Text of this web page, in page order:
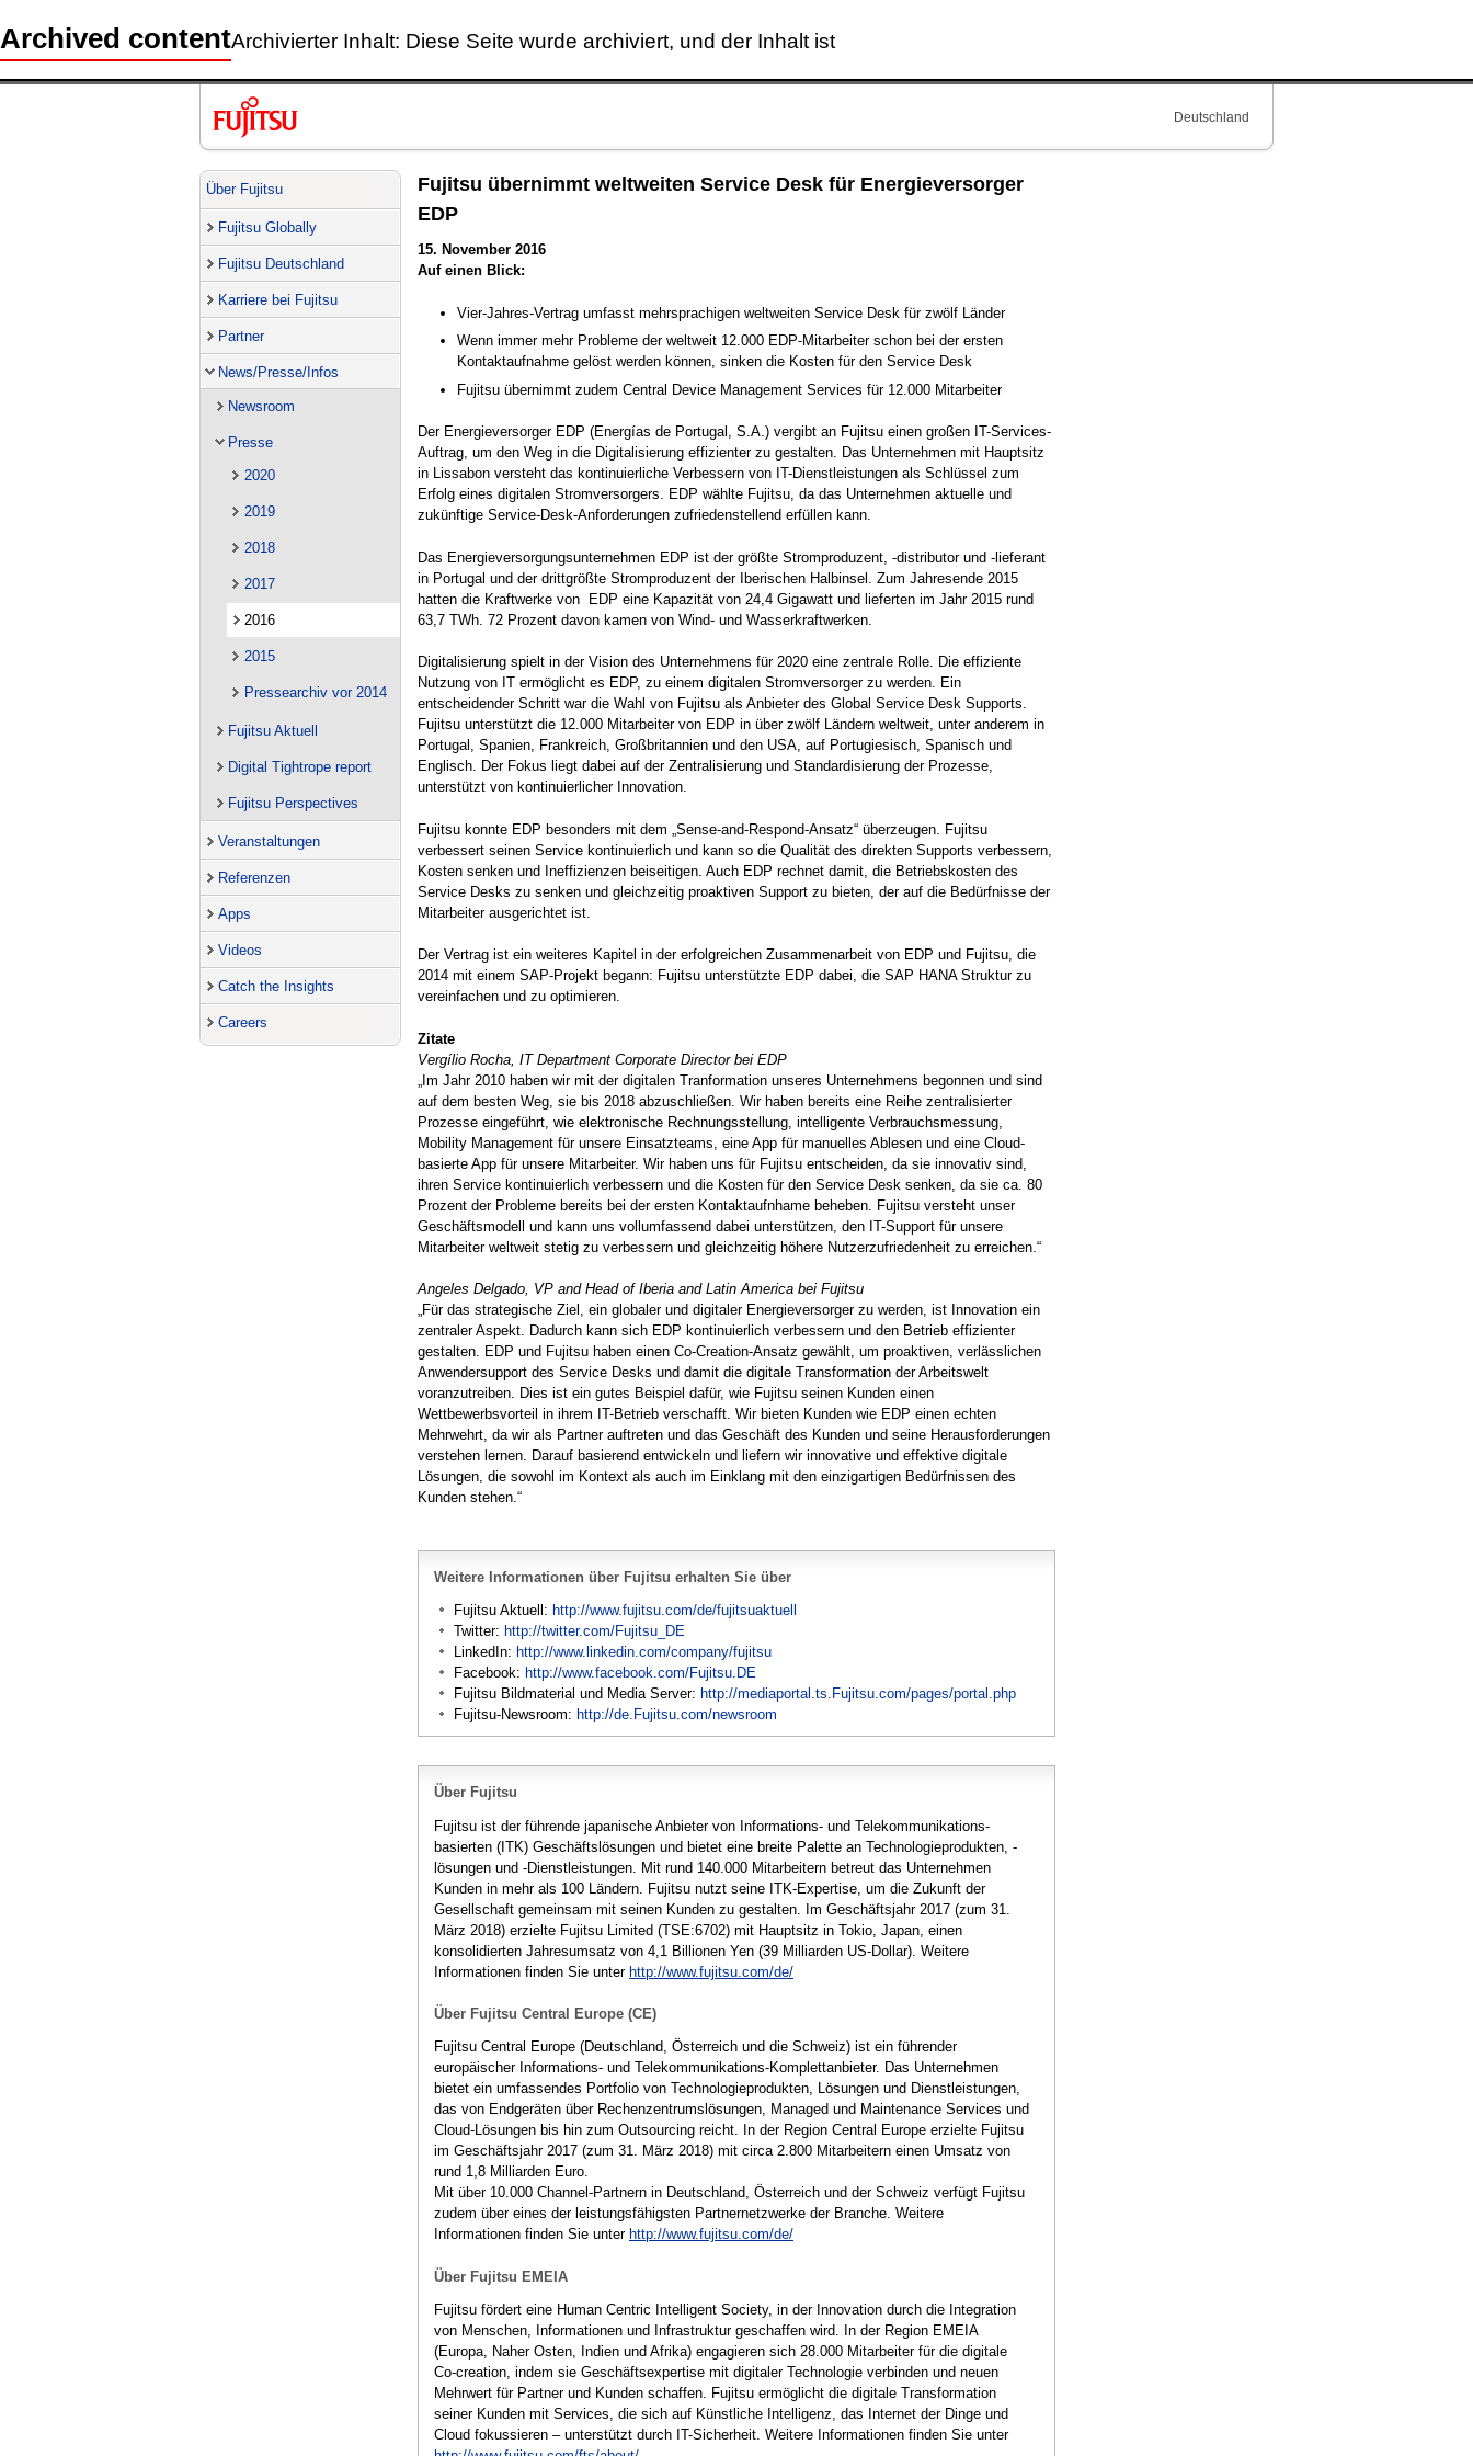
Archived contentArchivierter Inhalt: Diese Seite wurde archiviert, und der Inhalt ist
Deutschland
Über Fujitsu
Fujitsu Globally
Fujitsu Deutschland
Karriere bei Fujitsu
Partner
News/Presse/Infos
Newsroom
Presse
2020
2019
2018
2017
2016
2015
Pressearchiv vor 2014
Fujitsu Aktuell
Digital Tightrope report
Fujitsu Perspectives
Veranstaltungen
Referenzen
Apps
Videos
Catch the Insights
Careers
Fujitsu übernimmt weltweiten Service Desk für Energieversorger
EDP
15. November 2016
Auf einen Blick:
Vier-Jahres-Vertrag umfasst mehrsprachigen weltweiten Service Desk für zwölf Länder
Wenn immer mehr Probleme der weltweit 12.000 EDP-Mitarbeiter schon bei der ersten
Kontaktaufnahme gelöst werden können, sinken die Kosten für den Service Desk
Fujitsu übernimmt zudem Central Device Management Services für 12.000 Mitarbeiter
Der Energieversorger EDP (Energías de Portugal, S.A.) vergibt an Fujitsu einen großen IT-Services-
Auftrag, um den Weg in die Digitalisierung effizienter zu gestalten. Das Unternehmen mit Hauptsitz
in Lissabon versteht das kontinuierliche Verbessern von IT-Dienstleistungen als Schlüssel zum
Erfolg eines digitalen Stromversorgers. EDP wählte Fujitsu, da das Unternehmen aktuelle und
zukünftige Service-Desk-Anforderungen zufriedenstellend erfüllen kann.
Das Energieversorgungsunternehmen EDP ist der größte Stromproduzent, -distributor und -lieferant
in Portugal und der drittgrößte Stromproduzent der Iberischen Halbinsel. Zum Jahresende 2015
hatten die Kraftwerke von EDP eine Kapazität von 24,4 Gigawatt und lieferten im Jahr 2015 rund
63,7 TWh. 72 Prozent davon kamen von Wind- und Wasserkraftwerken.
Digitalisierung spielt in der Vision des Unternehmens für 2020 eine zentrale Rolle. Die effiziente
Nutzung von IT ermöglicht es EDP, zu einem digitalen Stromversorger zu werden. Ein
entscheidender Schritt war die Wahl von Fujitsu als Anbieter des Global Service Desk Supports.
Fujitsu unterstützt die 12.000 Mitarbeiter von EDP in über zwölf Ländern weltweit, unter anderem in
Portugal, Spanien, Frankreich, Großbritannien und den USA, auf Portugiesisch, Spanisch und
Englisch. Der Fokus liegt dabei auf der Zentralisierung und Standardisierung der Prozesse,
unterstützt von kontinuierlicher Innovation.
Fujitsu konnte EDP besonders mit dem „Sense-and-Respond-Ansatz“ überzeugen. Fujitsu
verbessert seinen Service kontinuierlich und kann so die Qualität des direkten Supports verbessern,
Kosten senken und Ineffizienzen beiseitigen. Auch EDP rechnet damit, die Betriebskosten des
Service Desks zu senken und gleichzeitig proaktiven Support zu bieten, der auf die Bedürfnisse der
Mitarbeiter ausgerichtet ist.
Der Vertrag ist ein weiteres Kapitel in der erfolgreichen Zusammenarbeit von EDP und Fujitsu, die
2014 mit einem SAP-Projekt begann: Fujitsu unterstützte EDP dabei, die SAP HANA Struktur zu
vereinfachen und zu optimieren.
Zitate
Vergílio Rocha, IT Department Corporate Director bei EDP
„Im Jahr 2010 haben wir mit der digitalen Tranformation unseres Unternehmens begonnen und sind
auf dem besten Weg, sie bis 2018 abzuschließen. Wir haben bereits eine Reihe zentralisierter
Prozesse eingeführt, wie elektronische Rechnungsstellung, intelligente Verbrauchsmessung,
Mobility Management für unsere Einsatzteams, eine App für manuelles Ablesen und eine Cloud-
basierte App für unsere Mitarbeiter. Wir haben uns für Fujitsu entscheiden, da sie innovativ sind,
ihren Service kontinuierlich verbessern und die Kosten für den Service Desk senken, da sie ca. 80
Prozent der Probleme bereits bei der ersten Kontaktaufnhame beheben. Fujitsu versteht unser
Geschäftsmodell und kann uns vollumfassend dabei unterstützen, den IT-Support für unsere
Mitarbeiter weltweit stetig zu verbessern und gleichzeitig höhere Nutzerzufriedenheit zu erreichen.“
Angeles Delgado, VP and Head of Iberia and Latin America bei Fujitsu
„Für das strategische Ziel, ein globaler und digitaler Energieversorger zu werden, ist Innovation ein
zentraler Aspekt. Dadurch kann sich EDP kontinuierlich verbessern und den Betrieb effizienter
gestalten. EDP und Fujitsu haben einen Co-Creation-Ansatz gewählt, um proaktiven, verlässlichen
Anwendersupport des Service Desks und damit die digitale Transformation der Arbeitswelt
voranzutreiben. Dies ist ein gutes Beispiel dafür, wie Fujitsu seinen Kunden einen
Wettbewerbsvorteil in ihrem IT-Betrieb verschafft. Wir bieten Kunden wie EDP einen echten
Mehrwehrt, da wir als Partner auftreten und das Geschäft des Kunden und seine Herausforderungen
verstehen lernen. Darauf basierend entwickeln und liefern wir innovative und effektive digitale
Lösungen, die sowohl im Kontext als auch im Einklang mit den einzigartigen Bedürfnissen des
Kunden stehen.“
Weitere Informationen über Fujitsu erhalten Sie über
Fujitsu Aktuell: http://www.fujitsu.com/de/fujitsuaktuell
Twitter: http://twitter.com/Fujitsu_DE
LinkedIn: http://www.linkedin.com/company/fujitsu
Facebook: http://www.facebook.com/Fujitsu.DE
Fujitsu Bildmaterial und Media Server: http://mediaportal.ts.Fujitsu.com/pages/portal.php
Fujitsu-Newsroom: http://de.Fujitsu.com/newsroom
Über Fujitsu
Fujitsu ist der führende japanische Anbieter von Informations- und Telekommunikations-
basierten (ITK) Geschäftslösungen und bietet eine breite Palette an Technologieprodukten, -
lösungen und -Dienstleistungen. Mit rund 140.000 Mitarbeitern betreut das Unternehmen
Kunden in mehr als 100 Ländern. Fujitsu nutzt seine ITK-Expertise, um die Zukunft der
Gesellschaft gemeinsam mit seinen Kunden zu gestalten. Im Geschäftsjahr 2017 (zum 31.
März 2018) erzielte Fujitsu Limited (TSE:6702) mit Hauptsitz in Tokio, Japan, einen
konsolidierten Jahresumsatz von 4,1 Billionen Yen (39 Milliarden US-Dollar). Weitere
Informationen finden Sie unter http://www.fujitsu.com/de/
Über Fujitsu Central Europe (CE)
Fujitsu Central Europe (Deutschland, Österreich und die Schweiz) ist ein führender
europäischer Informations- und Telekommunikations-Komplettanbieter. Das Unternehmen
bietet ein umfassendes Portfolio von Technologieprodukten, Lösungen und Dienstleistungen,
das von Endgeräten über Rechenzentrumslösungen, Managed und Maintenance Services und
Cloud-Lösungen bis hin zum Outsourcing reicht. In der Region Central Europe erzielte Fujitsu
im Geschäftsjahr 2017 (zum 31. März 2018) mit circa 2.800 Mitarbeitern einen Umsatz von
rund 1,8 Milliarden Euro.
Mit über 10.000 Channel-Partnern in Deutschland, Österreich und der Schweiz verfügt Fujitsu
zudem über eines der leistungsfähigsten Partnernetzwerke der Branche. Weitere
Informationen finden Sie unter http://www.fujitsu.com/de/
Über Fujitsu EMEIA
Fujitsu fördert eine Human Centric Intelligent Society, in der Innovation durch die Integration
von Menschen, Informationen und Infrastruktur geschaffen wird. In der Region EMEIA
(Europa, Naher Osten, Indien und Afrika) engagieren sich 28.000 Mitarbeiter für die digitale
Co-creation, indem sie Geschäftsexpertise mit digitaler Technologie verbinden und neuen
Mehrwert für Partner und Kunden schaffen. Fujitsu ermöglicht die digitale Transformation
seiner Kunden mit Services, die sich auf Künstliche Intelligenz, das Internet der Dinge und
Cloud fokussieren – unterstützt durch IT-Sicherheit. Weitere Informationen finden Sie unter